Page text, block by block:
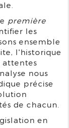
première
les
ensemble
l'historique
attentes
nous
précise
de chacun.
en